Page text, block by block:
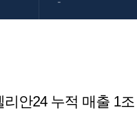
리안24 누적 매출 1